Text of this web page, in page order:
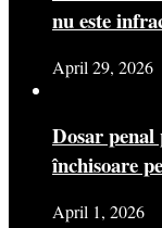
nu este
April 29, 2026
Dosar
închisoare
April 1, 2026